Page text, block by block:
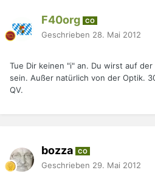
F40org CO
Geschrieben 28. Mai 2012
Tue Dir keinen "i" an. Du wirst auf
sein. Außer natürlich von der Optik.
QV.
bozza CO
Geschrieben 29. Mai 2012